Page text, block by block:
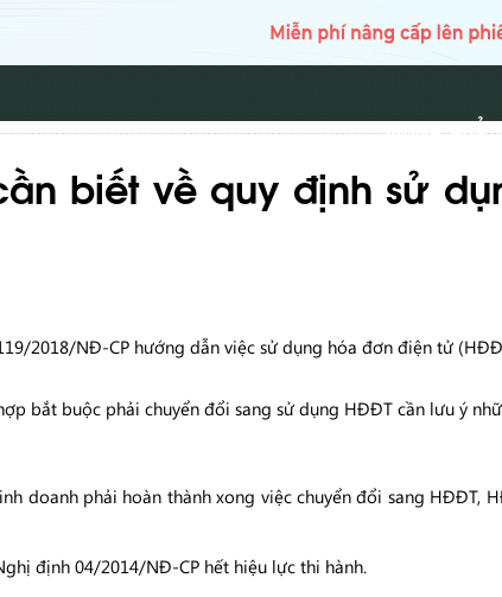
TRANG CHỦ
biết về quy định sử
2018/NĐ-CP hướng dẫn việc sử dụng hóa đơn điện tử
bắt buộc phải chuyển đổi sang sử dụng HĐĐT cần lưu ý
doanh phải hoàn thành xong việc chuyển đổi sang HĐĐT,
định 04/2014/NĐ-CP hết hiệu lực thi hành.